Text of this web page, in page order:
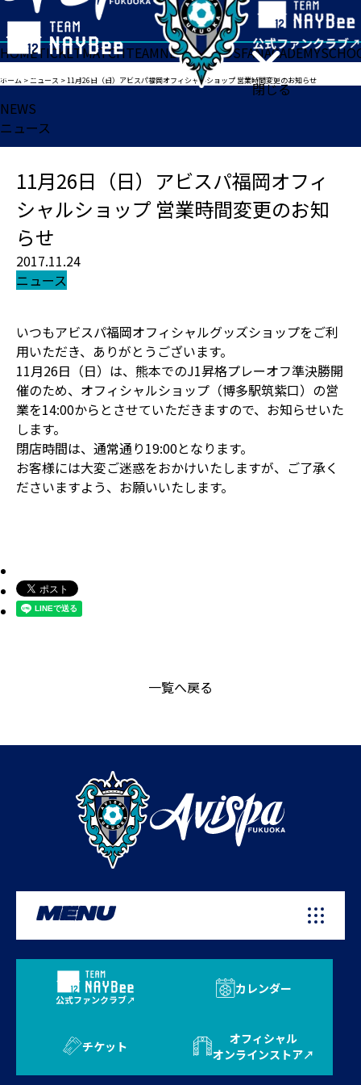
閉じる
HOMETICKETMATCHTEAMNEWSGOODSFANACADEMY
ホーム >ニュース >11月26日（日）アビスパ福岡オフィシャルショップ 営業時間変更のお知らせ
NEWS
ニュース
11月26日（日）アビスパ福岡オフィ
シャルショップ 営業時間変更のお知
らせ
2017.11.24
ニュース
いつもアビスパ福岡オフィシャルグッズショップをご利
用いただき、ありがとうございます。
11月26日（日）は、熊本でのJ1昇格プレーオフ準決勝開
催のため、オフィシャルショップ（博多駅筑紫口）の営
業を14:00からとさせていただきますので、お知らせいた
します。
閉店時間は、通常通り19:00となります。
お客様には大変ご迷惑をおかけいたしますが、ご了承く
ださいますよう、お願いいたします。
一覧へ戻る
MENU
公式ファンクラブ
カレンダー
チケット
オフィシャル
オンラインストア